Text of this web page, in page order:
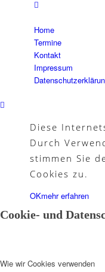
Mannschaften
Golfreisen
Partner
Home
Termine
Kontakt
Impressum
Diese
Durch
stimmen Sie
Cookies zu.
OKmehr erfahren
Cookie- und
Wie wir Cookies verwenden